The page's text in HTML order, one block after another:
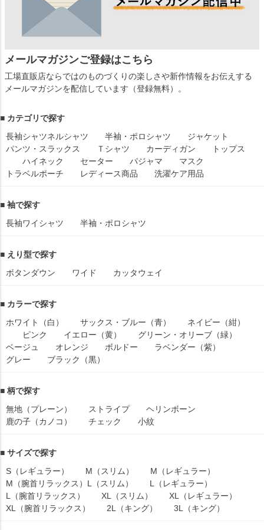
メールマガジンご登録はこちら
工場直販店ならではのものづくりの楽しさや新作情報をお伝えする
メールマガジンを配信しています（登録無料）。
■ カテゴリで探す
長袖シャツネルシャツ 半袖・ポロシャツ
ジャケット
パンツ・スラックス
Ｔシャツ カーディガン
トップス
ハイネック
セーター パジャマ
マスク
トラベルポーチ
レディース商品 洗濯ケア用品
■ 袖で探す
長袖ワイシャツ
半袖・ポロシャツ
■ えり型で探す
ボタンダウン
ワイド カッタウェイ
■ カラーで探す
ホワイト（白）
サックス・ブルー（青）
ネイビー（紺）
ピンク
イエロー（黄）
グリーン・オリーブ（緑）
ベージュ
オレンジ ボルドー
ラベンダー（紫）
グレー
ブラック（黒）
■ 柄で探す
無地（プレーン）
ストライプ
ヘリンボーン
鹿の子（カノコ）
チェック 小紋
■ サイズで探す
S（レギュラー）
M（スリム）
M（レギュラー）
M（腕首リラックス） L（スリム）
L（レギュラー）
L（腕首リラックス）
XL（スリム）
XL（レギュラー）
XL（腕首リラックス）
2L（キング） 3L（キング）